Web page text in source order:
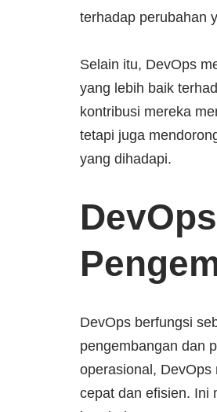
terhadap perubahan
Selain itu, DevOps
yang lebih baik
kontribusi mereka
tetapi juga
yang dihadapi.
DevOps berfungsi
pengembangan dan
operasional, DevOps
cepat dan efisien. Ini